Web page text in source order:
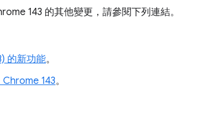
143 的其他變更，請參閱下列連結。
的新功能。
143。